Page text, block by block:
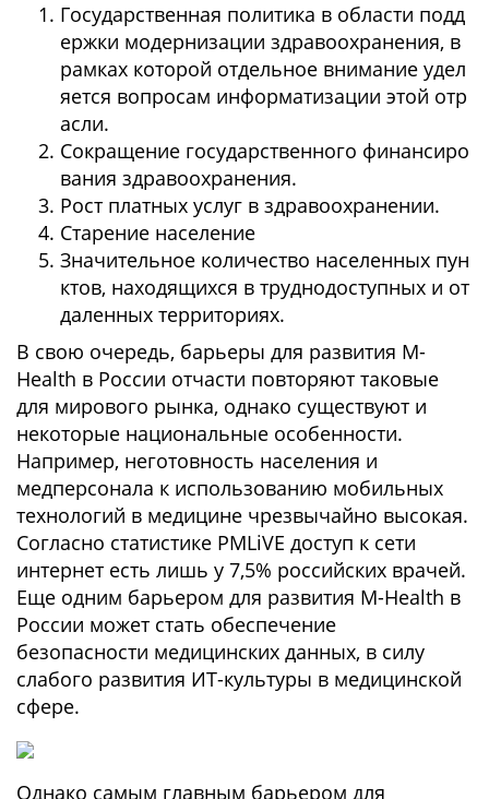
Государственная политика в области подд
ержки модернизации здравоохранения, в
рамках которой отдельное внимание удел
яется вопросам информатизации этой отр
асли.
Сокращение государственного финансиро
вания здравоохранения.
Рост платных услуг в здравоохранении.
Старение население
Значительное количество населенных пун
ктов, находящихся в труднодоступных и от
даленных территориях.
В свою очередь, барьеры для развития M-
Health в России отчасти повторяют таковые
для мирового рынка, однако существуют и
некоторые национальные особенности.
Например, неготовность населения и
медперсонала к использованию мобильных
технологий в медицине чрезвычайно высокая.
Согласно статистике PMLiVE доступ к сети
интернет есть лишь у 7,5% российских врачей.
Еще одним барьером для развития M-Health в
России может стать обеспечение
безопасности медицинских данных, в силу
слабого развития ИТ-культуры в медицинской
сфере.
Однако самым главным барьером для